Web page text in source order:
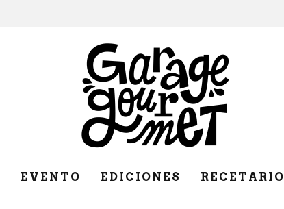
EVENTO EDICIONES RECETARIO